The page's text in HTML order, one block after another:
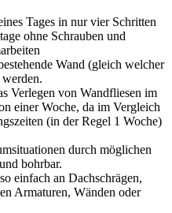
Tages in nur vier Schritten
ohne Schrauben und
Wand (gleich welcher
Verlegen von Wandfliesen im
einer Woche, da im Vergleich
(in der Regel 1 Woche)
durch möglichen
bohrbar.
einfach an Dachschrägen,
Armaturen, Wänden oder